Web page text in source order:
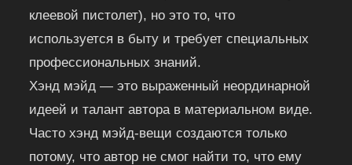
клеевой пистолет), но это то, что
используется в быту и требует специальных
профессиональных знаний.
Хэнд мэйд — это выраженный неординарной
идеей и талант автора в материальном виде.
Часто хэнд мэйд-вещи создаются только
потому, что автор не смог найти то, что ему